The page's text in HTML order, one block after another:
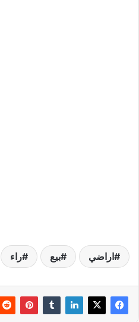
اراضي بيع راء